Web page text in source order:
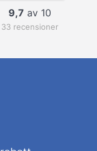
9,7 av 10
33 recensioner